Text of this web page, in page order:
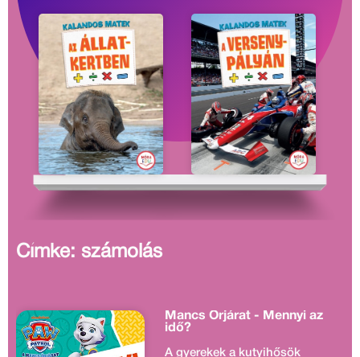
Címke: számolás
Mancs Őrjárat - Mennyi az
idő?
A gyerekek a kutyihősök